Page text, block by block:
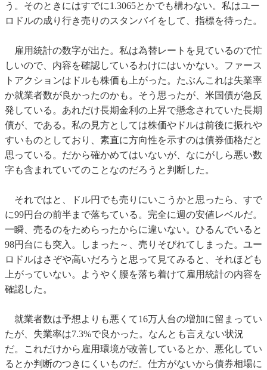
う。そのときにはすでに1.3065とかでも構わない。私はユー
ロドルの成り行き売りのスタンバイをして、指標を待った。
雇用統計の数字が出た。私は為替レートを見ているので忙
しいので、内容を確認しているわけにはいかない。ファース
トアクションはドルも株価も上がった。たぶんこれは失業率
か就業者数が良かったのかも。そう思ったが、米国債が急反
発している。あれだけ長期金利の上昇で懸念されていた長期
債が、である。私の見方としては株価やドルは前後に振れや
すいものとしており、素直に方向性を示すのは債券価格だと
思っている。だから確かめてはいないが、なにがしら悪い数
字も含まれていてのことなのだろうと判断した。
それではと、ドル円でも売りにいこうかと思ったら、すで
に99円台の前半まで落ちている。完全に週の安値レベルだ。
一瞬、売るのをためらったからに違いない。ひるんでいると
98円台にも突入。しまった～、売りそびれてしまった。ユー
ロドルはさぞや高いだろうと思って見てみると、それほども
上がっていない。ようやく腰を落ち着けて雇用統計の内容を
確認した。
就業者数は予想よりも悪くて16万人台の増加に留まってい
たが、失業率は7.3%で良かった。なんとも言えない状況
だ。これだけから雇用環境が改善しているとか、悪化してい
るとか判断のつきにくいものだ。仕方がないから債券相場に